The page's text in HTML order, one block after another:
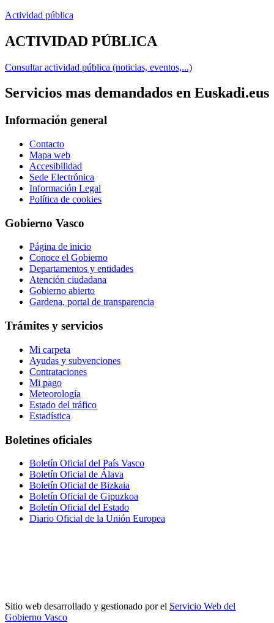
Actividad pública
ACTIVIDAD PÚBLICA
Consultar actividad pública (noticias, eventos,...)
Servicios mas demandados en Euskadi.eus
Información general
Contacto
Mapa web
Accesibilidad
Sede Electrónica
Información Legal
Política de cookies
Gobierno Vasco
Página de inicio
Conoce el Gobierno
Departamentos y entidades
Atención ciudadana
Gobierno abierto
Gardena, portal de transparencia
Trámites y servicios
Mi carpeta
Ayudas y subvenciones
Contrataciones
Mi pago
Meteorología
Estado del tráfico
Estadística
Boletines oficiales
Boletín Oficial del País Vasco
Boletín Oficial de Álava
Boletín Oficial de Bizkaia
Boletín Oficial de Gipuzkoa
Boletín Oficial del Estado
Diario Oficial de la Unión Europea
Sitio web desarrollado y gestionado por el Servicio Web del
Gobierno Vasco